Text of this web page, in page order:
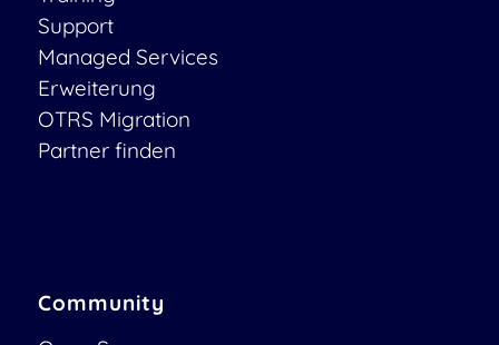
Support
Managed Services
Erweiterung
OTRS Migration
Partner finden
Community